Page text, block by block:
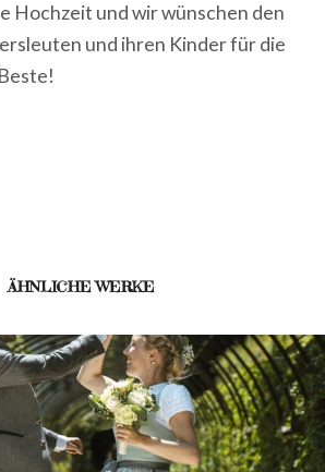
Hochzeit und wir wünschen den
und ihren Kinder für die
ÄHNLICHE WERKE